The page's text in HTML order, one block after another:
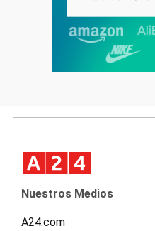
Nuestros Medios
A24.com